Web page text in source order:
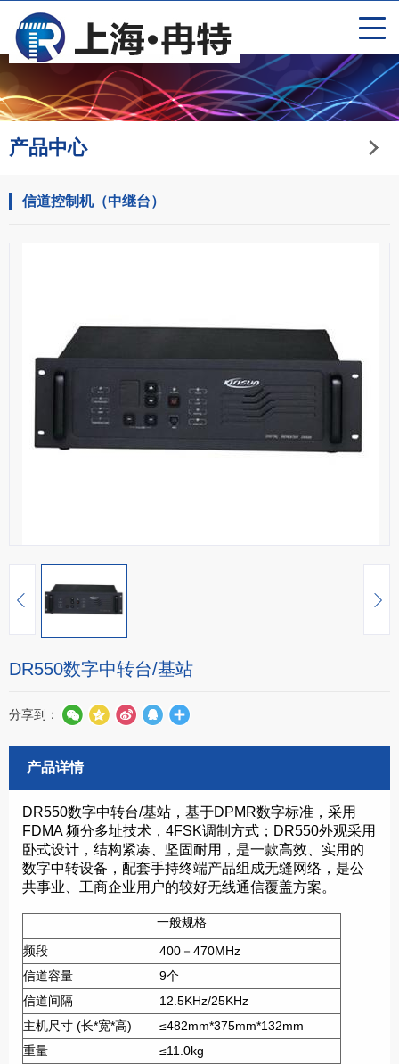
产品中心
信道控制机（中继台）
DR550数字中转台/基站
分享到：
产品详情
DR550数字中转台/基站，基于DPMR数字标准，采用
FDMA 频分多址技术，4FSK调制方式；DR550外观采用
卧式设计，结构紧凑、坚固耐用，是一款高效、实用的
数字中转设备，配套手持终端产品组成无缝网络，是公
共事业、工商企业用户的较好无线通信覆盖方案。
一般规格
频段
400－470MHz
信道容量
9个
信道间隔
12.5KHz/25KHz
主机尺寸 (长*宽*高)
≤482mm*375mm*132mm
重量
≤11.0kg